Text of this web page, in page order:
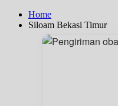
Home
Siloam Bekasi Timur